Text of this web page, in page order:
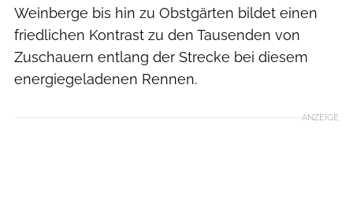
Weinberge bis hin zu Obstgärten bildet einen
friedlichen Kontrast zu den Tausenden von
Zuschauern entlang der Strecke bei diesem
energiegeladenen Rennen.
ANZEIGE